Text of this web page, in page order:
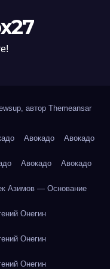
автор Themeansar
Авокадо Авокадо
Авокадо Авокадо
Азимов — Основание
Онегин
Онегин
Онегин